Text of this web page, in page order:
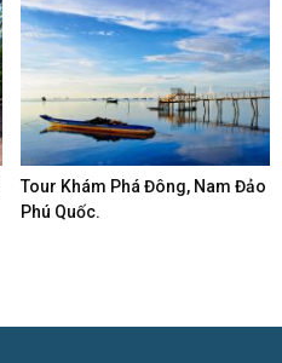
Tour Khám Phá Đông, Nam Đảo
Phú Quốc.